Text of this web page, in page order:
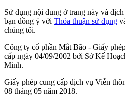
Sử dụng nội dung ở trang này và
bạn đồng ý với Thỏa thuận sử dụng
chúng tôi.
Công ty cổ phần Mắt Bão - Giấy
cấp ngày 04/09/2002 bởi Sở Kế
Minh.
Giấy phép cung cấp dịch vụ Viễn
08 tháng 05 năm 2018.